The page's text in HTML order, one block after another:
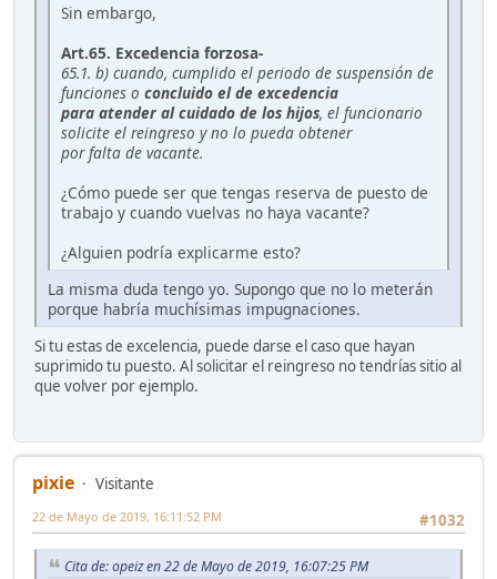
Sin embargo,
Art.65. Excedencia forzosa-
65.1. b) cuando, cumplido el periodo de suspensión de
funciones o concluido el de excedencia
para atender al cuidado de los hijos, el funcionario
solicite el reingreso y no lo pueda obtener
por falta de vacante.
¿Cómo puede ser que tengas reserva de puesto de
trabajo y cuando vuelvas no haya vacante?
¿Alguien podría explicarme esto?
La misma duda tengo yo. Supongo que no lo meterán
porque habría muchísimas impugnaciones.
Si tu estas de excelencia, puede darse el caso que hayan
suprimido tu puesto. Al solicitar el reingreso no tendrías sitio al
que volver por ejemplo.
pixie
Visitante
#1032
22 de Mayo de 2019, 16:11:52 PM
Cita de: opeiz en 22 de Mayo de 2019, 16:07:25 PM